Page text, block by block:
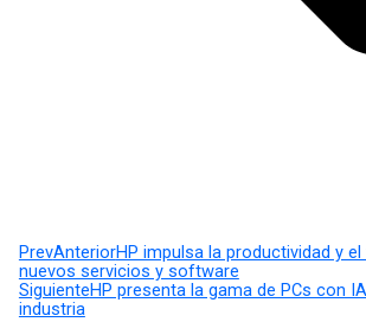
PrevAnteriorHP impulsa la productividad y
nuevos servicios y software
SiguienteHP presenta la gama de PCs con
industria